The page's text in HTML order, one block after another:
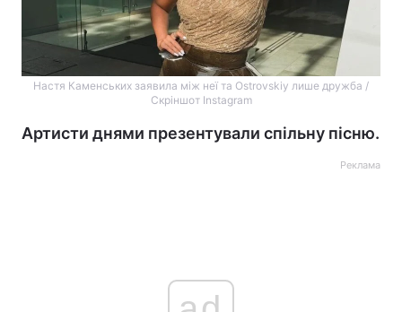
Настя Каменських заявила між неї та Ostrovskiy лише дружба /
Скріншот Instagram
Артисти днями презентували спільну пісню.
Реклама